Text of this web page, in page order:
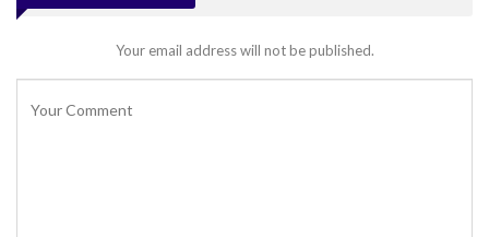
Your email address will not be published.